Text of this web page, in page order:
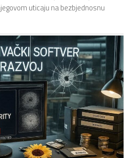
uticaju na bezbjednosnu